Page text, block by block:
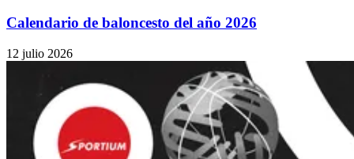
Calendario de baloncesto del año 2026
12 julio 2026